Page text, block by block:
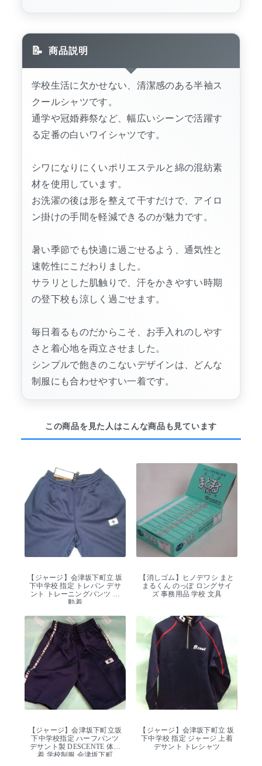
商品説明
学校生活に欠かせない、清潔感のある半袖ス
クールシャツです。
通学や冠婚葬祭など、幅広いシーンで活躍す
る定番の白いワイシャツです。
シワになりにくいポリエステルと綿の混紡素
材を使用しています。
お洗濯の後は形を整えて干すだけで、アイロ
ン掛けの手間を軽減できるのが魅力です。
暑い季節でも快適に過ごせるよう、通気性と
速乾性にこだわりました。
サラリとした肌触りで、汗をかきやすい時期
の登下校も涼しく過ごせます。
毎日着るものだからこそ、お手入れのしやす
さと着心地を両立させました。
シンプルで飽きのこないデザインは、どんな
制服にも合わせやすい一着です。
この商品を見た人はこんな商品も見ています
【ジャージ】会津坂下町立 坂
下中学校 指定 トレパン デサ
ント トレーニングパンツ 運
動着
【消しゴム】ヒノデワシ まと
まるくん のっぽ ロングサイ
ズ 事務用品 学校 文具
【ジャージ】会津坂下町立坂
下中学校指定 ハーフパンツ
デサント製 DESCENTE 体操
着 学校制服 会津坂下町
【ジャージ】会津坂下町立 坂
下中学校 指定 ジャージ 上着
デサント トレシャツ